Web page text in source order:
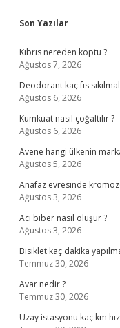
Sidebar
Son Yazılar
Kıbrıs nereden koptu ?
Ağustos 7, 2026
Deodorant kaç fıs
Ağustos 6, 2026
Kumkuat nasıl çoğaltılır ?
Ağustos 6, 2026
Avene hangi ülkenin
Ağustos 5, 2026
Anafaz evresinde
Ağustos 3, 2026
Acı biber nasıl oluşur ?
Ağustos 3, 2026
Bisiklet kaç dakika
Temmuz 30, 2026
Avar nedir ?
Temmuz 30, 2026
Uzay istasyonu kaç km